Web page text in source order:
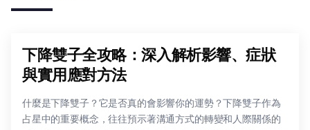
下降雙子全攻略：深入解析影響、症狀
與實用應對方法
什麼是下降雙子？它是否真的會影響你的運勢？下降雙子作為
占星中的重要概念，往往預示著溝通方式的轉變和人際關係的